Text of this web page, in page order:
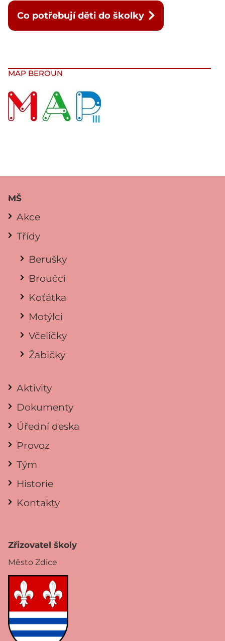
Co potřebují děti do školky
MAP BEROUN
MŠ
Akce
Třídy
Berušky
Broučci
Koťátka
Motýlci
Včeličky
Žabičky
Aktivity
Dokumenty
Úřední deska
Provoz
Tým
Historie
Kontakty
Zřizovatel školy
Město Zdice